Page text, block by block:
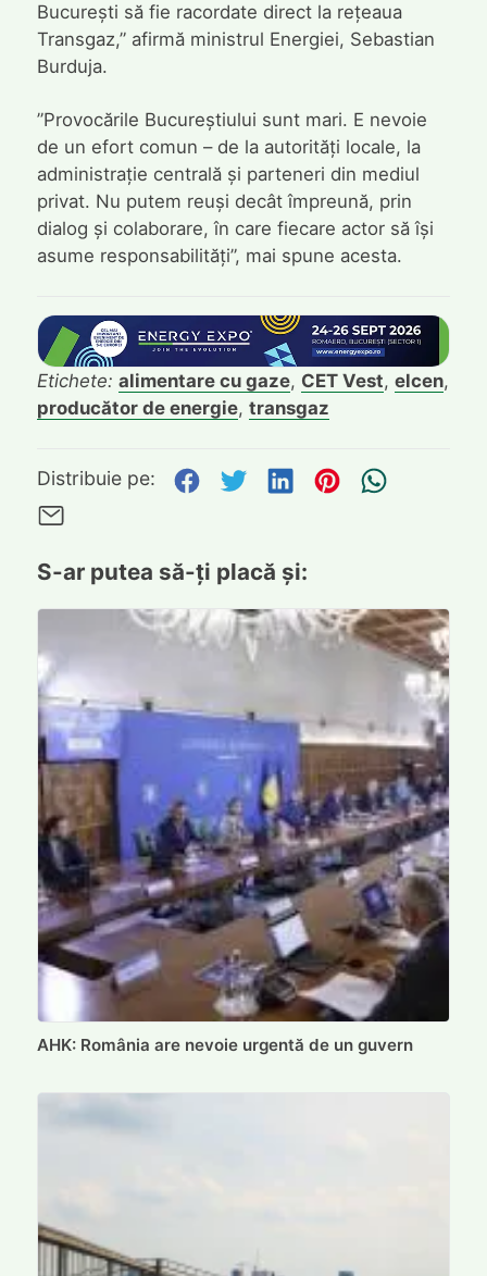
București să fie racordate direct la rețeaua
Transgaz,” afirmă ministrul Energiei, Sebastian
Burduja.
”Provocările Bucureștiului sunt mari. E nevoie
de un efort comun – de la autorități locale, la
administrație centrală și parteneri din mediul
privat. Nu putem reuși decât împreună, prin
dialog și colaborare, în care fiecare actor să își
asume responsabilități”, mai spune acesta.
Etichete: alimentare cu gaze, CET Vest, elcen,
producător de energie, transgaz
Distribuie pe: Distribuie pe Facebook
Distribuie pe
Distribuie pe
Distribuie
S-ar putea să-ți placă și:
AHK: România are nevoie urgentă de un guvern